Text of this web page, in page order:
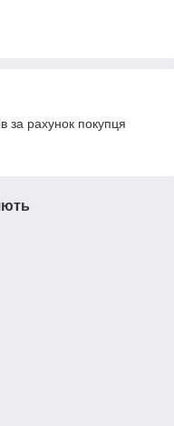
за рахунок покупця